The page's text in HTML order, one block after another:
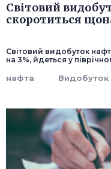
Світовий
скоротиться
Світовий видобуток
на 3%, йдеться у
нафта Видобуток